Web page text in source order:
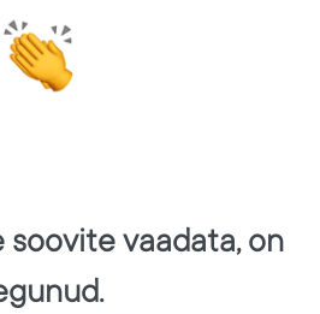
soovite vaadata, on